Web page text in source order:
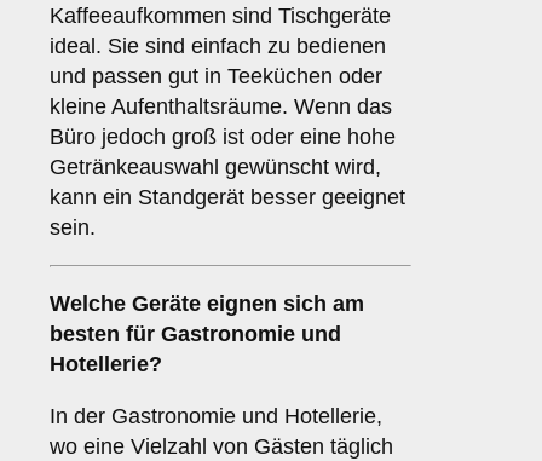
Kaffeeaufkommen sind Tischgeräte
ideal. Sie sind einfach zu bedienen
und passen gut in Teeküchen oder
kleine Aufenthaltsräume. Wenn das
Büro jedoch groß ist oder eine hohe
Getränkeauswahl gewünscht wird,
kann ein Standgerät besser geeignet
sein.
Welche Geräte eignen sich am
besten für Gastronomie und
Hotellerie?
In der Gastronomie und Hotellerie,
wo eine Vielzahl von Gästen täglich